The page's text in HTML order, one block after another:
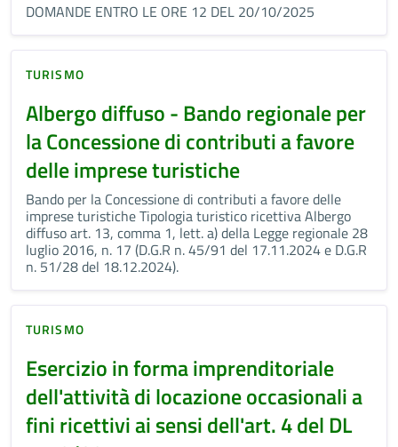
DOMANDE ENTRO LE ORE 12 DEL 20/10/2025
TURISMO
Albergo diffuso - Bando regionale per
la Concessione di contributi a favore
delle imprese turistiche
Bando per la Concessione di contributi a favore delle
imprese turistiche Tipologia turistico ricettiva Albergo
diffuso art. 13, comma 1, lett. a) della Legge regionale 28
luglio 2016, n. 17 (D.G.R n. 45/91 del 17.11.2024 e D.G.R
n. 51/28 del 18.12.2024).
TURISMO
Esercizio in forma imprenditoriale
dell'attività di locazione occasionali a
fini ricettivi ai sensi dell'art. 4 del DL